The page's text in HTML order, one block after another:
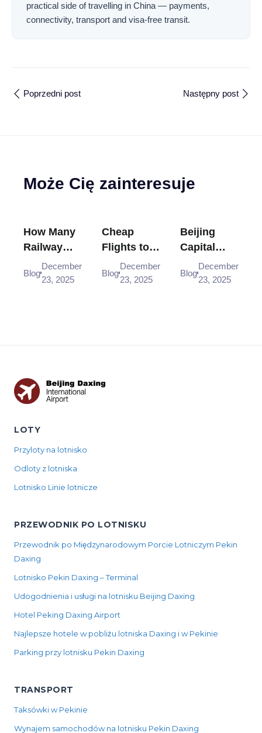
practical side of travelling in China — payments,
connectivity, transport and visa-free transit.
Poprzedni post Następny post
Może Cię zainteresuje
How Many
Railway
Stations
Are There
Blog
December
23, 2025
Cheap
Flights to
Jingdezhen
JDZ from
Blog
December
23, 2025
Beijing
Capital
Airport
Express
Blog
December
23, 2025
LOTY
Przyloty na lotnisko
Odloty z lotniska
Lotnisko Linie lotnicze
PRZEWODNIK PO LOTNISKU
Przewodnik po Międzynarodowym Porcie Lotniczym Pekin
Daxing
Lotnisko Pekin Daxing – Terminal
Udogodnienia i usługi na lotnisku Beijing Daxing
Hotel Peking Daxing Airport
Najlepsze hotele w pobliżu lotniska Daxing i w Pekinie
Parking przy lotnisku Pekin Daxing
TRANSPORT
Taksówki w Pekinie
Wynajem samochodów na lotnisku Pekin Daxing